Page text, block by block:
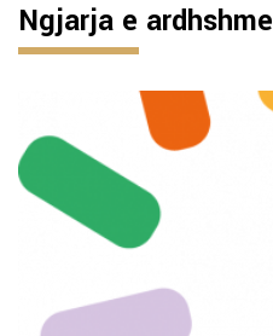
Ngjarja e ardhshme